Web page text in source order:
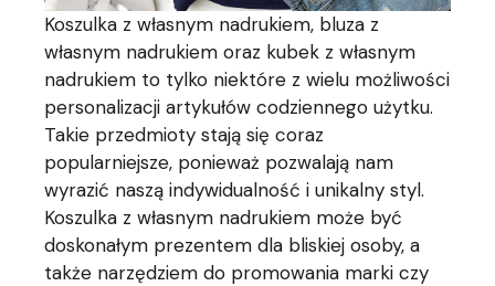
Koszulka z własnym nadrukiem, bluza z
własnym nadrukiem oraz kubek z własnym
nadrukiem to tylko niektóre z wielu możliwości
personalizacji artykułów codziennego użytku.
Takie przedmioty stają się coraz
popularniejsze, ponieważ pozwalają nam
wyrazić naszą indywidualność i unikalny styl.
Koszulka z własnym nadrukiem może być
doskonałym prezentem dla bliskiej osoby, a
także narzędziem do promowania marki czy